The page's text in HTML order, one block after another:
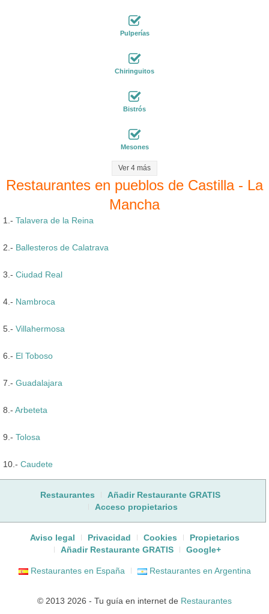
Pulperías
Chiringuitos
Bistrós
Mesones
Ver 4 más
Restaurantes en pueblos de Castilla - La
Mancha
1.- Talavera de la Reina
2.- Ballesteros de Calatrava
3.- Ciudad Real
4.- Nambroca
5.- Villahermosa
6.- El Toboso
7.- Guadalajara
8.- Arbeteta
9.- Tolosa
10.- Caudete
Restaurantes
Añadir Restaurante GRATIS
Acceso propietarios
Aviso legal Privacidad Cookies
Propietarios
Añadir Restaurante GRATIS
Google+
Restaurantes en España Restaurantes en Argentina
© 2013 2026 - Tu guía en internet de Restaurantes